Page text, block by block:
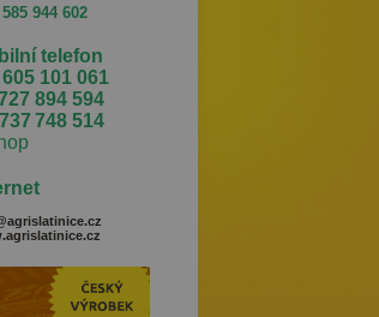
585 944 602
telefon
605 101 061
894 594
748514